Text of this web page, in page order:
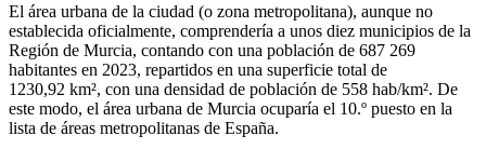
El área urbana de la ciudad (o zona metropolitana), aunque no
establecida oficialmente, comprendería a unos diez municipios de la
Región de Murcia, contando con una población de 687 269
habitantes en 2023, repartidos en una superficie total de
1230,92 km², con una densidad de población de 558 hab/km².​ De
este modo, el área urbana de Murcia ocuparía el 10.º puesto en la
lista de áreas metropolitanas de España.